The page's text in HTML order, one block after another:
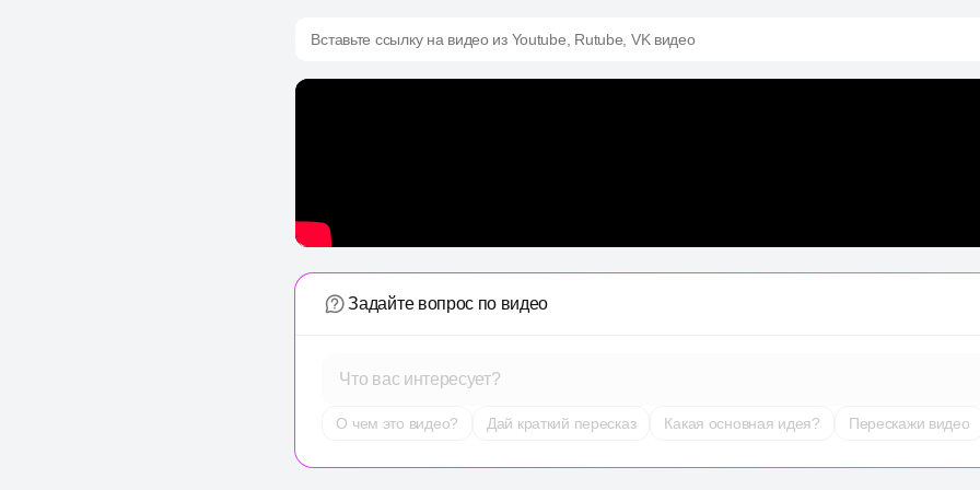
Вставьте ссылку на видео из Youtube, Rutube, VK видео
Задайте вопрос по видео
Что вас интересует?
О чем это видео? Дай краткий пересказ Какая основная идея? Перескажи видео